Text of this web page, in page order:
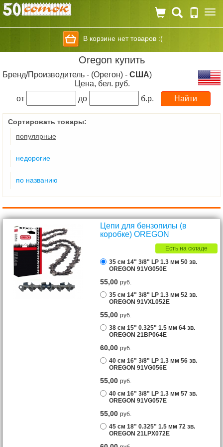
В корзине нет товаров :(
Oregon купить
Бренд/Производитель - (Орегон) - США)
Цена, бел. руб.
от
до б.р.
Сортировать товары:
популярные
недорогие
по названию
Цепи для бензопилы (в
коробке) OREGON
Есть на складе
35 см 14" 3/8" LP 1.3 мм 50 зв.
OREGON 91VG050E
55,00руб.
35 см 14" 3/8" LP 1.3 мм 52 зв.
OREGON 91VXL052E
55,00руб.
38 см 15" 0.325" 1.5 мм 64 зв.
OREGON 21BP064E
60,00руб.
40 см 16" 3/8" LP 1.3 мм 56 зв.
OREGON 91VG056E
55,00руб.
40 см 16" 3/8" LP 1.3 мм 57 зв.
OREGON 91VG057E
55,00руб.
45 см 18" 0.325" 1.5 мм 72 зв.
OREGON 21LPX072E